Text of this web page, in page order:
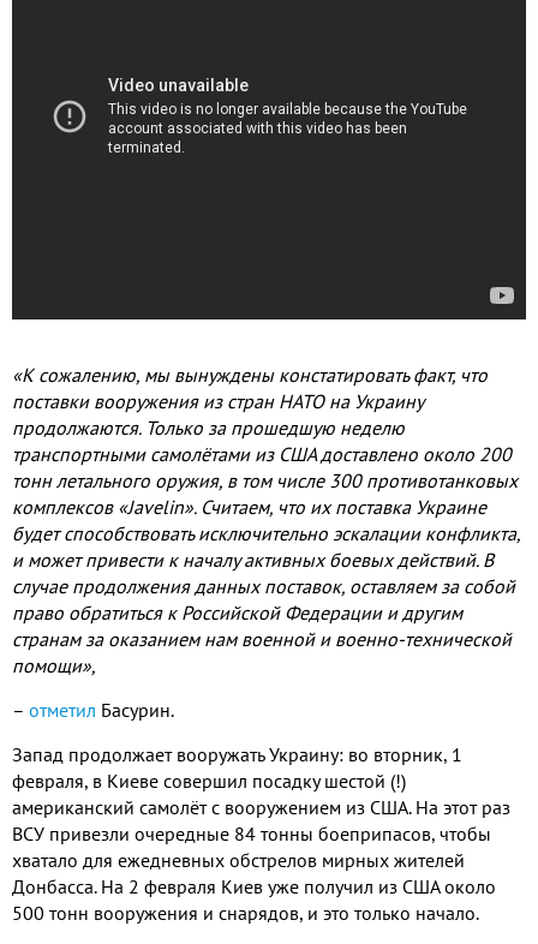
«К сожалению, мы вынуждены констатировать факт, что
поставки вооружения из стран НАТО на Украину
продолжаются. Только за прошедшую неделю
транспортными самолётами из США доставлено около 200
тонн летального оружия, в том числе 300 противотанковых
комплексов «Javelin». Считаем, что их поставка Украине
будет способствовать исключительно эскалации конфликта,
и может привести к началу активных боевых действий. В
случае продолжения данных поставок, оставляем за собой
право обратиться к Российской Федерации и другим
странам за оказанием нам военной и военно-технической
помощи»,
– отметил Басурин.
Запад продолжает вооружать Украину: во вторник, 1
февраля, в Киеве совершил посадку шестой (!)
американский самолёт с вооружением из США. На этот раз
ВСУ привезли очередные 84 тонны боеприпасов, чтобы
хватало для ежедневных обстрелов мирных жителей
Донбасса. На 2 февраля Киев уже получил из США около
500 тонн вооружения и снарядов, и это только начало.